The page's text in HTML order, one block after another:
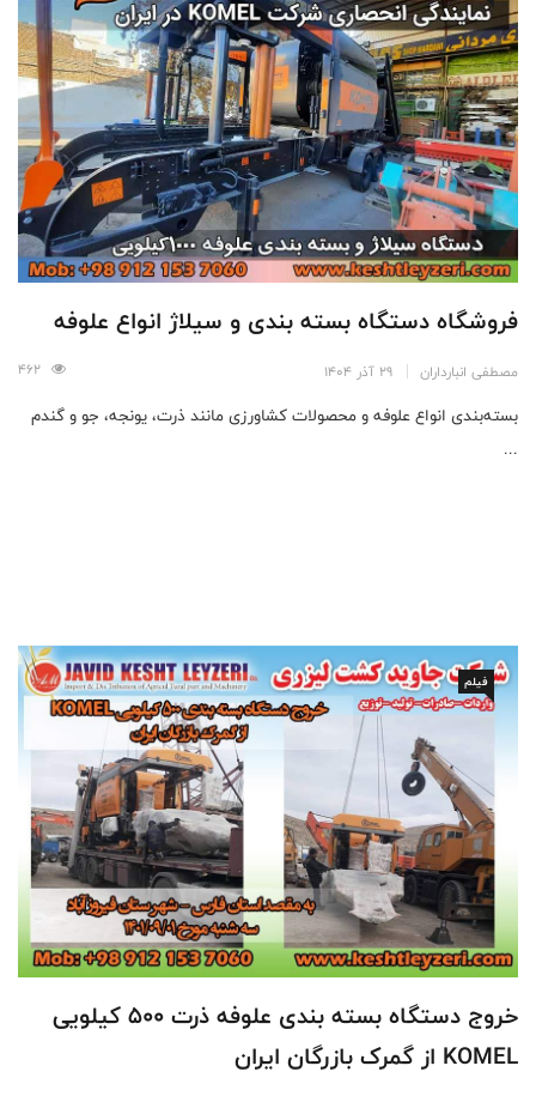
فروشگاه دستگاه بسته بندی و سیلاژ انواع علوفه
مصطفی انبارداران 29 آذر 1404
بسته‌بندی انواع علوفه و محصولات کشاورزی مانند ذرت، یونجه، جو و گندم
...
فیلم
خروج دستگاه بسته بندی علوفه ذرت 500 کیلویی
KOMEL از گمرک بازرگان ایران